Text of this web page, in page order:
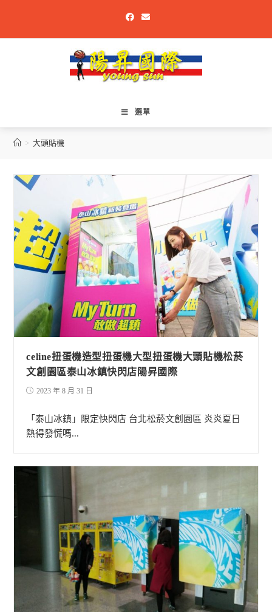
選單
> 大頭貼機
celine扭蛋機造型扭蛋機大型扭蛋機大頭貼機松菸
文創園區泰山冰鎮快閃店陽昇國際
2023 年 8 月 31 日
「泰山冰鎮」限定快閃店 台北松菸文創園區 炎炎夏日
熱得發慌嗎...